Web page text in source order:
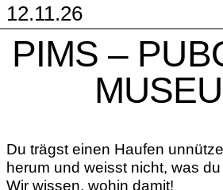
12.11.26
PIMS –
Du trägst einen Haufen
herum und weisst nicht, was
Wir wissen, wohin damit!